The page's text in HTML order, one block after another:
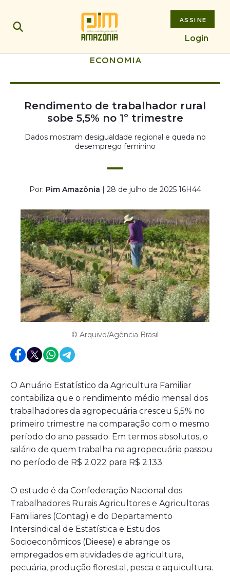
ASSINE
Login
ECONOMIA
Rendimento de trabalhador rural
sobe 5,5% no 1º trimestre
Dados mostram desigualdade regional e queda no
desemprego feminino
Por: Pim Amazônia | 28 de julho de 2025 16H44
© Arquivo/Agência Brasil
O Anuário Estatístico da Agricultura Familiar
contabiliza que o rendimento médio mensal dos
trabalhadores da agropecuária cresceu 5,5% no
primeiro trimestre na comparação com o mesmo
período do ano passado. Em termos absolutos, o
salário de quem trabalha na agropecuária passou
no período de R$ 2.022 para R$ 2.133.
O estudo é da Confederação Nacional dos
Trabalhadores Rurais Agricultores e Agricultoras
Familiares (Contag) e do Departamento
Intersindical de Estatística e Estudos
Socioeconômicos (Dieese) e abrange os
empregados em atividades de agricultura,
pecuária, produção florestal, pesca e aquicultura.